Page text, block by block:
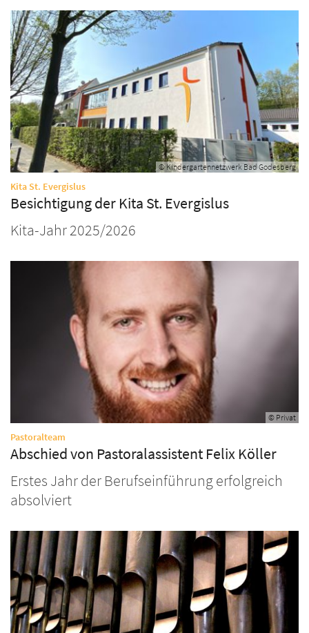
© Kindergartennetzwerk Bad Godesberg
Kita St. Evergislus:
Besichtigung der Kita St. Evergislus
Kita-Jahr 2025/2026
© Privat
Pastoralteam
Abschied von Pastoralassistent Felix Köller
Erstes Jahr der Berufseinführung erfolgreich
absolviert